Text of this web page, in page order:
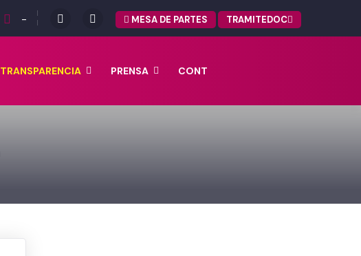
- MESA DE PARTES TRAMITEDOC
TRANSPARENCIA PRENSA CONT